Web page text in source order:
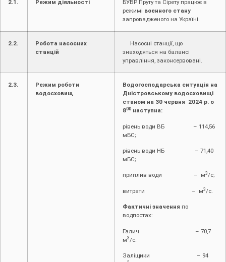
2.1. Режим діяльності
БУВР Пруту та Сірету працює в
режимі воєнного стану
запровадженого на Україні.
2.2.
Робота насосних
станцій
Насосні станції, що
знаходяться на балансі
управління, законсервовані.
2.3.
Режим роботи
водосховищ
Водогосподарська ситуація на
Дністровському водосховищі
станом на 30 червня 2024 р. о
800 наступна:
рівень води ВБ – 114,56
мБС;
рівень води НБ – 71,40
мБС;
приплив води – м3/с;
витрати – м3/с.
Фактичні значення по
водпостах:
Галич – 70,7
м3 /с.
Заліщики – 94